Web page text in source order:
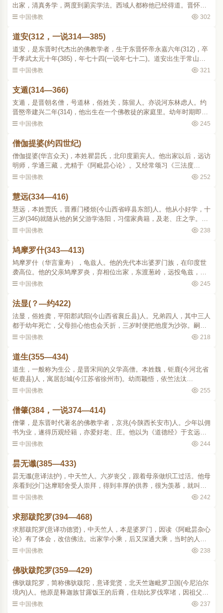
出家，清真务学，两度到罽宾学法。西域人都称他已经得道。晋怀帝
永嘉四年 (310)来到洛阳，时年已七十九。他能诵经数十万言，善解文
中国佛教 302
道安(312，一说314—385)
道安，是东晋时代杰出的佛教学者，生于东晋怀帝永嘉六年(312)，卒
于孝武太元十年(385)，年七十四(一说年七十二)。道安出生于常山扶
柳县(今河北省冀县境)的一个读书人家里。由于世乱，早丧父母，从小
中国佛教 321
支遁(314—366)
支遁，是晋朝名僧，号道林，俗姓关，陈留人。亦说河东林虑人。约
晋愍帝建兴二年(314)，他出生在一个佛教徒的家庭里。幼年时期即流
寓江南。在京城建康时，他同一些名士如王濛、殷融等有来往，并备
中国佛教 245
僧伽提婆(约四世纪)
僧伽提婆(华言众天)，本姓瞿昙氏，北印度罽宾人。他出家以后，远访
明师，学通三藏，尤精于《阿毗昙心论》。又经常颂习《三法度
论》，奉为入道的要典。他于苻秦建元年间(365384)来长安，他的气
中国佛教 252
慧远(334—416)
慧远，本姓贾氏，晋雁门楼烦(今山西省崞县东部)人。他从小好学，十
三岁(346)就随从他的舅父游学洛阳，习儒家典籍，及老、庄之学。二
十一岁时 (354)，他原想到南地从豫章名儒范宣子去隐居，适值战事，
中国佛教 238
鸠摩罗什(343—413)
鸠摩罗什（华言童寿），龟兹人。他的先代本出婆罗门族，在印度世
袭高位。他的父亲鸠摩罗炎，弃相位出家，东渡葱岭，远投龟兹，被
龟兹王迎为国师，后被逼和王妹耆婆结婚，生鸠摩罗什和弗沙提婆兄
中国佛教 245
法显(？—约422)
法显，俗姓龚，平阳郡武阳(今山西省襄丘县)人。兄弟四人，其中三人
都于幼年死亡，父母担心他也会夭折，三岁时便把他度为沙弥。嗣因
他在家患重病，送到寺院里住就好了，从此他便不大回家。父母死
中国佛教 218
道生(355—434)
道生，一般称为生公，是晋宋间的义学高僧。本姓魏，钜鹿(今河北省
钜鹿县)人，寓居彭城(今江苏省徐州市)。幼而颖悟，依竺法汰
(320387)出家，随师姓竺。披读经文，一览能诵，十五岁便登讲座。
中国佛教 255
僧肇(384，一说374—414)
僧肇，是东晋时代著名的佛教学者，京兆(今陕西长安市)人。少年以佣
书为业，遂得历观经籍，亦爱好老、庄。他以为《道德经》于玄远之
道还未尽善，后来看到旧译《维摩经》，披寻玩味，始知所归，因而
中国佛教 244
昙无谶(385—433)
昙无谶(意译法护)，中天竺人。六岁丧父，跟着母亲做织工过活。他母
亲看到沙门达摩耶舍受人崇拜，得到丰厚的供养，很为羡慕，就叫他
去做达摩耶舍的弟子。十岁学念经，聪明特出，记忆力强，一天能背
中国佛教 242
求那跋陀罗(394—468)
求那跋陀罗(意译功德贤)，中天竺人，本是婆罗门，因读《阿毗昙杂心
论》有了体会，改信佛法。出家学小乘，后又深通大乘，当时的人都
尊称他为摩诃衍。刘宋元嘉十二年(435)他经过狮子国(今斯里兰卡)等
中国佛教 238
佛驮跋陀罗(359—429)
佛驮跋陀罗，简称佛驮跋陀，意译觉贤，北天竺迦毗罗卫国(今尼泊尔
境内)人。他原是释迦族甘露饭王的后裔，住劫比罗伐窣堵，因祖父在
北天竺一带经商，迁居出来。五岁时，父母相继病故，寄养于舅家。
中国佛教 237